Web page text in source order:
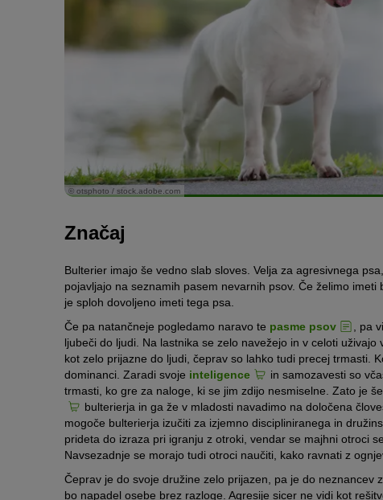
© otsphoto / stock.adobe.com
Značaj
Bulterier imajo še vedno slab sloves. Velja za agresivnega
pojavljajo na seznamih pasem nevarnih psov. Če želimo
je sploh dovoljeno imeti tega psa.
Če pa natančneje pogledamo naravo te pasme psov
, pa
ljubeči do ljudi. Na lastnika se zelo navežejo in v celoti
kot zelo prijazne do ljudi, čeprav so lahko tudi precej trmasti.
dominanci. Zaradi svoje inteligence
in samozavesti so
trmasti, ko gre za naloge, ki se jim zdijo nesmiselne. Zato je
bulterierja in ga že v mladosti navadimo na določena
mogoče bulterierja izučiti za izjemno discipliniranega in
prideta do izraza pri igranju z otroki, vendar se majhni otroci
Navsezadnje se morajo tudi otroci naučiti, kako ravnati z
Čeprav je do svoje družine zelo prijazen, pa je do neznancev
bo napadel osebe brez razloge. Agresije sicer ne vidi kot